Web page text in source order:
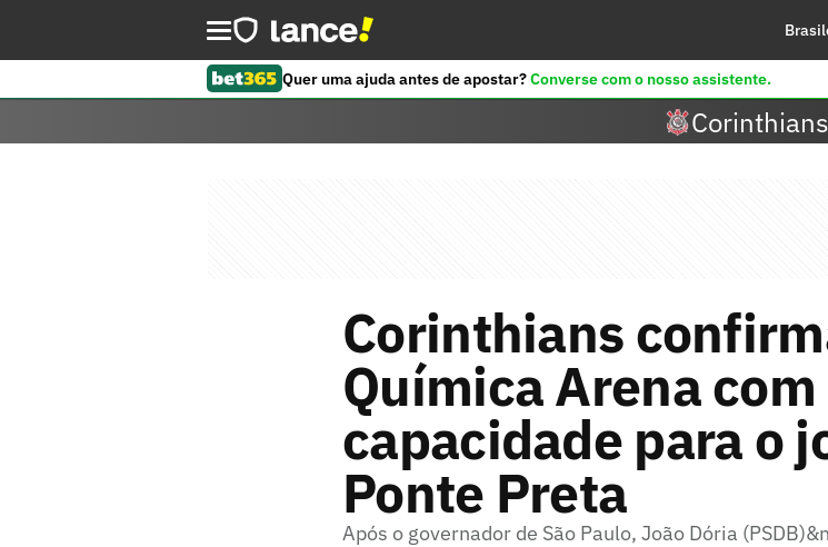
Quer uma ajuda antes de apostar?Converse com o nosso assistente.
Corinthians
Corinthians
Química Arena
capacidade para o
Ponte Preta
Após o governador de São Paulo, João Dória